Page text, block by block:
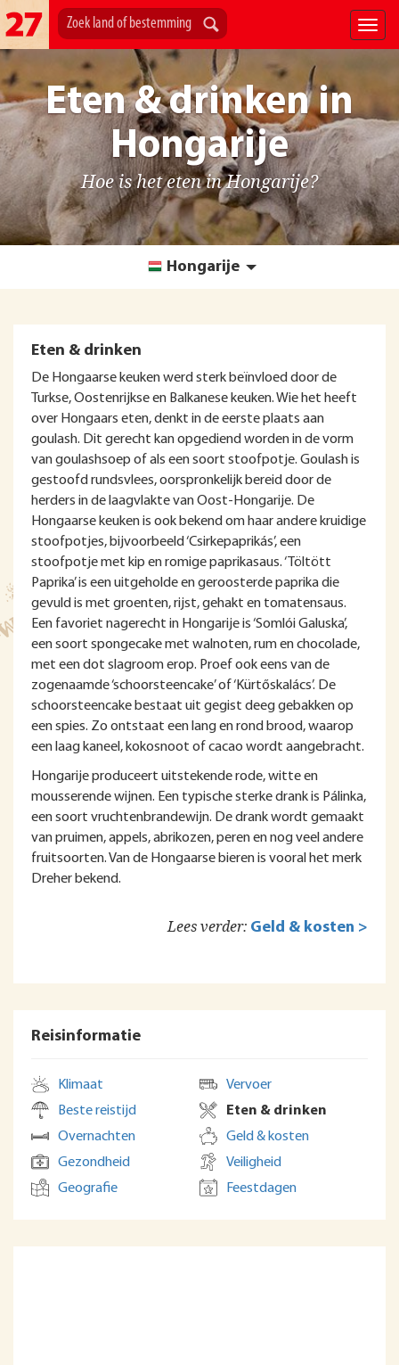
Eten & drinken in
Hongarije
Hoe is het eten in Hongarije?
Hongarije
Eten & drinken
De Hongaarse keuken werd sterk beïnvloed door de
Turkse, Oostenrijkse en Balkanese keuken. Wie het heeft
over Hongaars eten, denkt in de eerste plaats aan
goulash. Dit gerecht kan opgediend worden in de vorm
van goulashsoep of als een soort stoofpotje. Goulash is
gestoofd rundsvlees, oorspronkelijk bereid door de
herders in de laagvlakte van Oost-Hongarije. De
Hongaarse keuken is ook bekend om haar andere kruidige
stoofpotjes, bijvoorbeeld ‘Csirkepaprikás’, een
stoofpotje met kip en romige paprikasaus. ‘Töltött
Paprika’ is een uitgeholde en geroosterde paprika die
gevuld is met groenten, rijst, gehakt en tomatensaus.
Een favoriet nagerecht in Hongarije is ‘Somlói Galuska’,
een soort spongecake met walnoten, rum en chocolade,
met een dot slagroom erop. Proef ook eens van de
zogenaamde ‘schoorsteencake’ of ‘Kürtőskalács’. De
schoorsteencake bestaat uit gegist deeg gebakken op
een spies. Zo ontstaat een lang en rond brood, waarop
een laag kaneel, kokosnoot of cacao wordt aangebracht.
Hongarije produceert uitstekende rode, witte en
mousserende wijnen. Een typische sterke drank is Pálinka,
een soort vruchtenbrandewijn. De drank wordt gemaakt
van pruimen, appels, abrikozen, peren en nog veel andere
fruitsoorten. Van de Hongaarse bieren is vooral het merk
Dreher bekend.
Lees verder: Geld & kosten >
Reisinformatie
Klimaat
Beste reistijd
Overnachten
Gezondheid
Geografie
Vervoer
Eten & drinken
Geld & kosten
Veiligheid
Feestdagen